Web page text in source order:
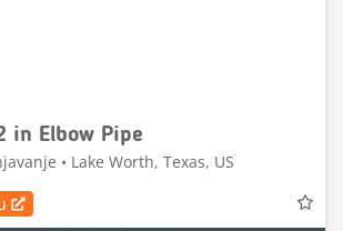
in Elbow Pipe
• Lake Worth, Texas, US